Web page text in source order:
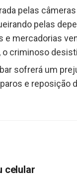
pelas
pelas
e mercadorias
criminoso
sofrerá um
e
celular